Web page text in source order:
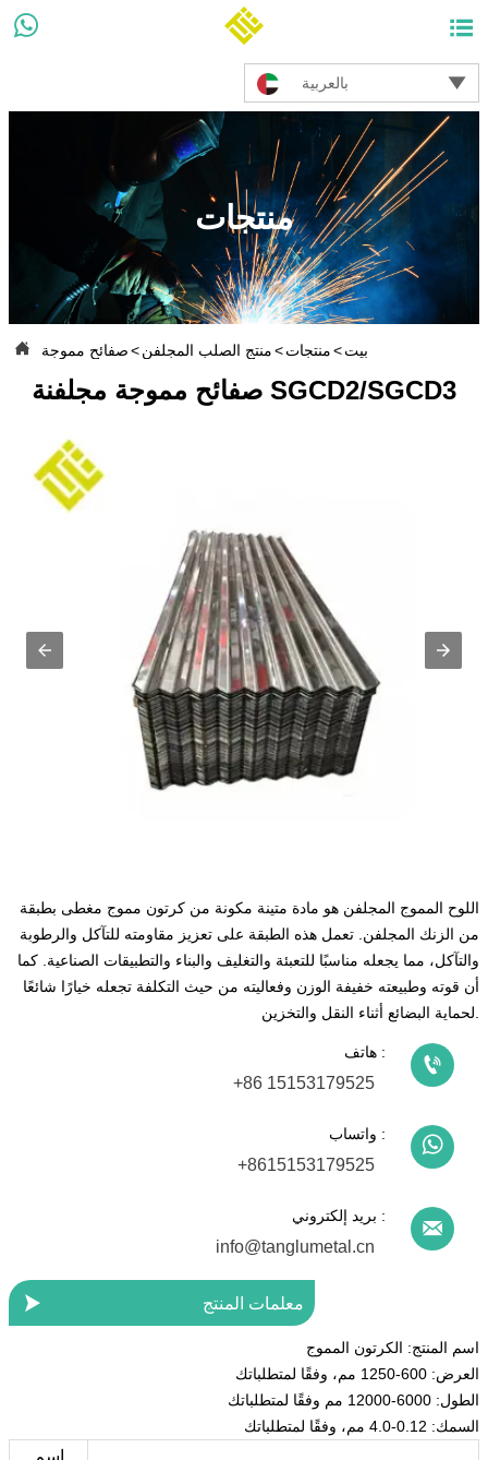
 
بالعربية 
منتجات
 بيت>منتجات>منتج الصلب المجلفن>صفائح مموجة
صفائح مموجة مجلفنة SGCD2/SGCD3
اللوح المموج المجلفن هو مادة متينة مكونة من كرتون مموج مغطى بطبقة
من الزنك المجلفن. تعمل هذه الطبقة على تعزيز مقاومته للتآكل والرطوبة
والتآكل، مما يجعله مناسبًا للتعبئة والتغليف والبناء والتطبيقات الصناعية. كما
أن قوته وطبيعته خفيفة الوزن وفعاليته من حيث التكلفة تجعله خيارًا شائعًا
هاتف :
+86 15153179525

واتساب :
+8615153179525

بريد إلكتروني :
info@tanglumetal.cn

 معلمات المنتج
اسم المنتج: الكرتون المموج
العرض: 600-1250 مم، وفقًا لمتطلباتك
الطول: 6000-12000 مم وفقًا لمتطلباتك
السمك: 0.12-4.0 مم، وفقًا لمتطلباتك
اسم